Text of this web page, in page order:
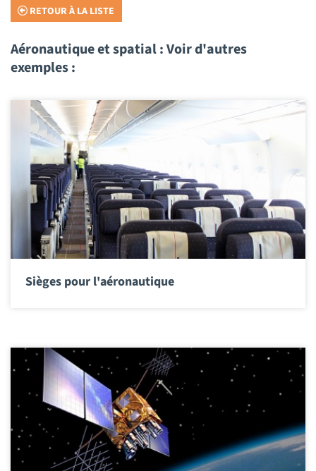
RETOUR À LA LISTE
Aéronautique et spatial : Voir d'autres
exemples :
Sièges pour l'aéronautique